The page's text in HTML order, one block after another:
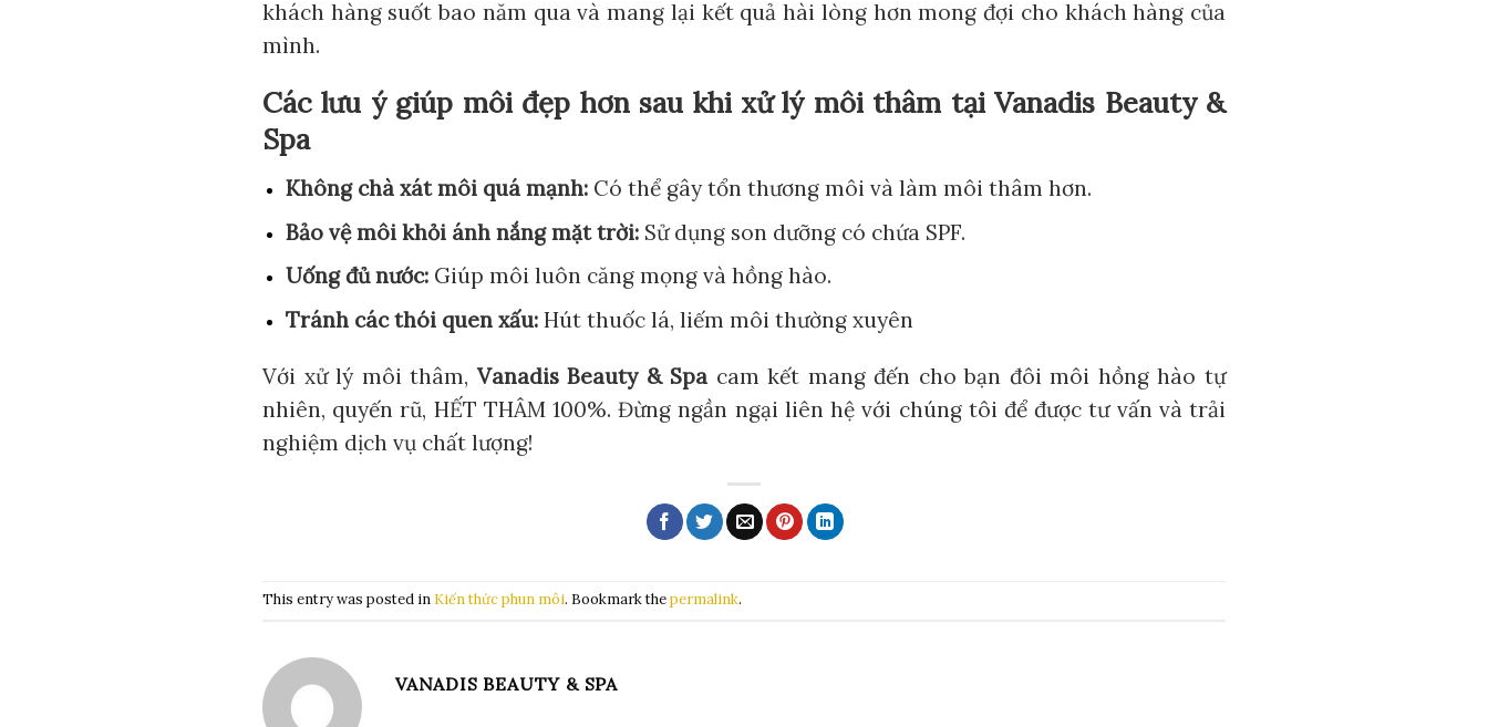
khách hàng suốt bao năm qua và mang lại kết quả hài lòng hơn mong đợi cho khách hàng của
mình.
Các lưu ý giúp môi đẹp hơn sau khi xử lý môi thâm tại Vanadis Beauty &
Spa
Không chà xát môi quá mạnh:Có thể gây tổn thương môi và làm môi thâm hơn.
Bảo vệ môi khỏi ánh nắng mặt trời:Sử dụng son dưỡng có chứa SPF.
Uống đủ nước:Giúp môi luôn căng mọng và hồng hào.
Tránh các thói quen xấu:Hút thuốc lá, liếm môi thường xuyên
Với xử lý môi thâm, Vanadis Beauty & Spa cam kết mang đến cho bạn đôi môi hồng hào tự
nhiên, quyến rũ, HẾT THÂM 100%. Đừng ngần ngại liên hệ với chúng tôi để được tư vấn và trải
nghiệm dịch vụ chất lượng!
This entry was posted in Kiến thức phun môi. Bookmark thepermalink.
VANADIS BEAUTY & SPA